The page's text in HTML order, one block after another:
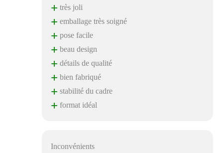
+ très joli
+ emballage très soigné
+ pose facile
+ beau design
+ détails de qualité
+ bien fabriqué
+ stabilité du cadre
+ format idéal
Inconvénients